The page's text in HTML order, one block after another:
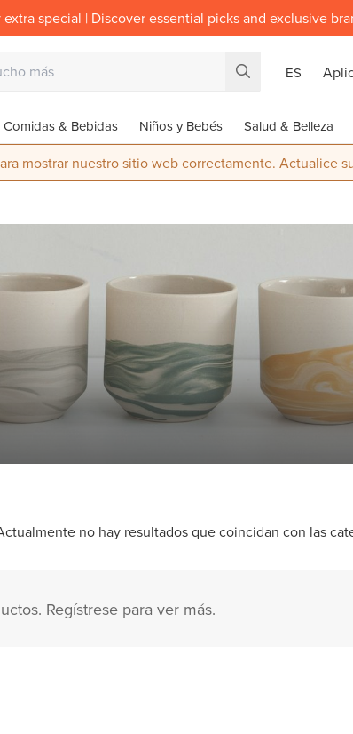
special | Discover essential picks and exclusive
ES
Comidas & Bebidas Niños y Bebés Salud & Belleza
mostrar nuestro sitio web correctamente. Actualice
no hay resultados que coincidan con las
Regístrese para ver más.